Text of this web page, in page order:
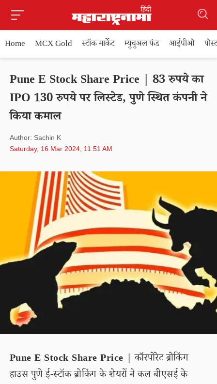
Home MCX Gold स्टॉक मार्केट म्युचुअल फंड आईपीओ
Pune E Stock Share Price | 83 रुपये का
IPO 130 रुपये पर लिस्टेड, पुणे स्थित कंपनी ने
किया कमाल
Author: Sachin K
Saturday, 16 Mar 2024, 11.51 AM
Pune E Stock Share Price | कॉरपोरेट ब्रोकिंग
हाउस पुणे ई-स्टॉक ब्रोकिंग के शेयरों ने कल बीएसई के